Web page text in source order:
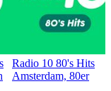
Radio 10 80's Hits
Amsterdam, 80er